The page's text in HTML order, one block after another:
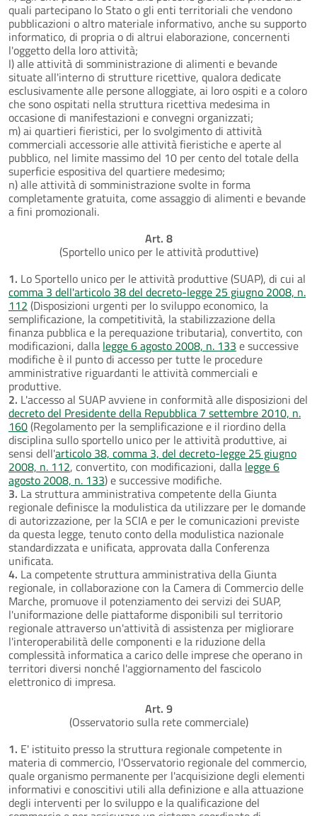
quali partecipano lo Stato o gli enti territoriali che vendono
pubblicazioni o altro materiale informativo, anche su supporto
informatico, di propria o di altrui elaborazione, concernenti
l'oggetto della loro attività;
l) alle attività di somministrazione di alimenti e bevande
situate all'interno di strutture ricettive, qualora dedicate
esclusivamente alle persone alloggiate, ai loro ospiti e a coloro
che sono ospitati nella struttura ricettiva medesima in
occasione di manifestazioni e convegni organizzati;
m) ai quartieri fieristici, per lo svolgimento di attività
commerciali accessorie alle attività fieristiche e aperte al
pubblico, nel limite massimo del 10 per cento del totale della
superficie espositiva del quartiere medesimo;
n) alle attività di somministrazione svolte in forma
completamente gratuita, come assaggio di alimenti e bevande
a fini promozionali.
Art. 8
(Sportello unico per le attività produttive)
1. Lo Sportello unico per le attività produttive (SUAP), di cui al
comma 3 dell'articolo 38 del decreto-legge 25 giugno 2008, n.
112 (Disposizioni urgenti per lo sviluppo economico, la
semplificazione, la competitività, la stabilizzazione della
finanza pubblica e la perequazione tributaria), convertito, con
modificazioni, dalla legge 6 agosto 2008, n. 133 e successive
modifiche è il punto di accesso per tutte le procedure
amministrative riguardanti le attività commerciali e
produttive.
2. L'accesso al SUAP avviene in conformità alle disposizioni del
decreto del Presidente della Repubblica 7 settembre 2010, n.
160(Regolamento per la semplificazione e il riordino della
disciplina sullo sportello unico per le attività produttive, ai
sensi dell'articolo 38, comma 3, del decreto-legge 25 giugno
2008, n. 112, convertito, con modificazioni, dalla legge 6
agosto 2008, n. 133) e successive modifiche.
3. La struttura amministrativa competente della Giunta
regionale definisce la modulistica da utilizzare per le domande
di autorizzazione, per la SCIA e per le comunicazioni previste
da questa legge, tenuto conto della modulistica nazionale
standardizzata e unificata, approvata dalla Conferenza
unificata.
4. La competente struttura amministrativa della Giunta
regionale, in collaborazione con la Camera di Commercio delle
Marche, promuove il potenziamento dei servizi dei SUAP,
l'uniformazione delle piattaforme disponibili sul territorio
regionale attraverso un'attività di assistenza per migliorare
l'interoperabilità delle componenti e la riduzione della
complessità informatica a carico delle imprese che operano in
territori diversi nonché l'aggiornamento del fascicolo
elettronico di impresa.
Art. 9
(Osservatorio sulla rete commerciale)
1. E' istituito presso la struttura regionale competente in
materia di commercio, l'Osservatorio regionale del commercio,
quale organismo permanente per l'acquisizione degli elementi
informativi e conoscitivi utili alla definizione e alla attuazione
degli interventi per lo sviluppo e la qualificazione del